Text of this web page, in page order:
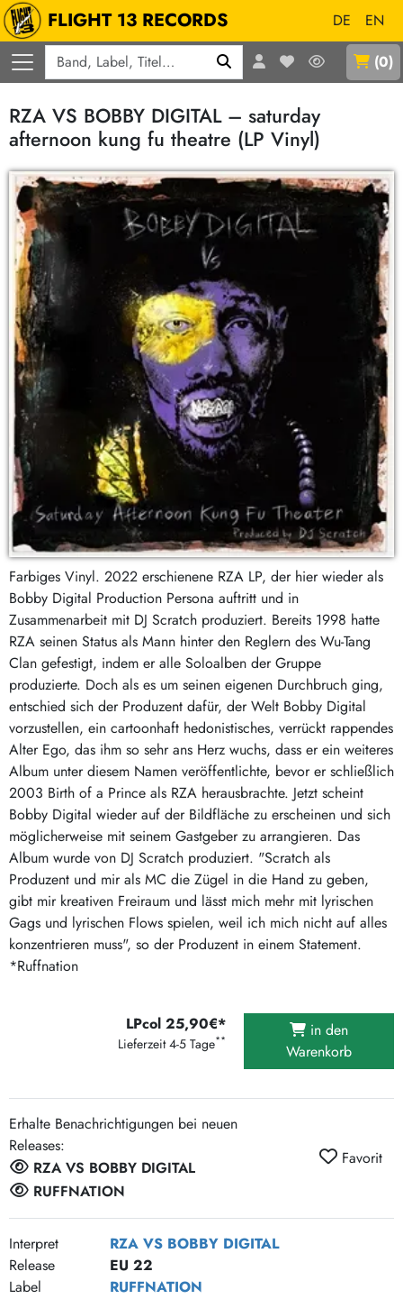
FLIGHT 13 RECORDS DE
EN
(0)
RZA VS BOBBY DIGITAL – saturday
afternoon kung fu theatre (LP Vinyl)
Farbiges Vinyl. 2022 erschienene RZA LP, der hier wieder als
Bobby Digital Production Persona auftritt und in
Zusammenarbeit mit DJ Scratch produziert. Bereits 1998 hatte
RZA seinen Status als Mann hinter den Reglern des Wu-Tang
Clan gefestigt, indem er alle Soloalben der Gruppe
produzierte. Doch als es um seinen eigenen Durchbruch ging,
entschied sich der Produzent dafür, der Welt Bobby Digital
vorzustellen, ein cartoonhaft hedonistisches, verrückt rappendes
Alter Ego, das ihm so sehr ans Herz wuchs, dass er ein weiteres
Album unter diesem Namen veröffentlichte, bevor er schließlich
2003 Birth of a Prince als RZA herausbrachte. Jetzt scheint
Bobby Digital wieder auf der Bildfläche zu erscheinen und sich
möglicherweise mit seinem Gastgeber zu arrangieren. Das
Album wurde von DJ Scratch produziert. "Scratch als
Produzent und mir als MC die Zügel in die Hand zu geben,
gibt mir kreativen Freiraum und lässt mich mehr mit lyrischen
Gags und lyrischen Flows spielen, weil ich mich nicht auf alles
konzentrieren muss", so der Produzent in einem Statement.
*Ruffnation
LPcol 25,90€*
Lieferzeit 4-5 Tage**
in den
Warenkorb
Erhalte Benachrichtigungen bei neuen
Releases:
RZA VS BOBBY DIGITAL
RUFFNATION
Favorit
Interpret
RZA VS BOBBY DIGITAL
Release
EU 22
Label
RUFFNATION